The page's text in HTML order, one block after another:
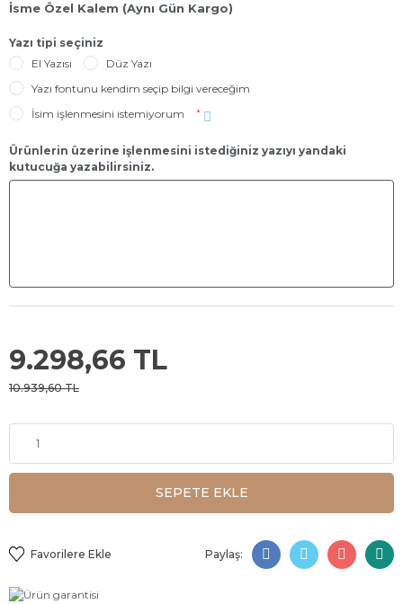
İsme Özel Kalem (Aynı Gün Kargo)
Yazı tipi seçiniz
El Yazısı
Düz Yazı
Yazı fontunu kendim seçip bilgi vereceğim
İsim işlenmesini istemiyorum
*
Ürünlerin üzerine işlenmesini istediğiniz yazıyı yandaki
kutucuğa yazabilirsiniz.
9.298,66 TL
10.939,60 TL
SEPETE EKLE
Paylaş: